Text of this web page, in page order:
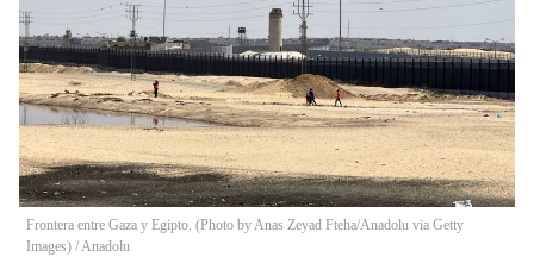
Frontera entre Gaza y Egipto. (Photo by Anas Zeyad Fteha/Anadolu via Getty
Images) /Anadolu